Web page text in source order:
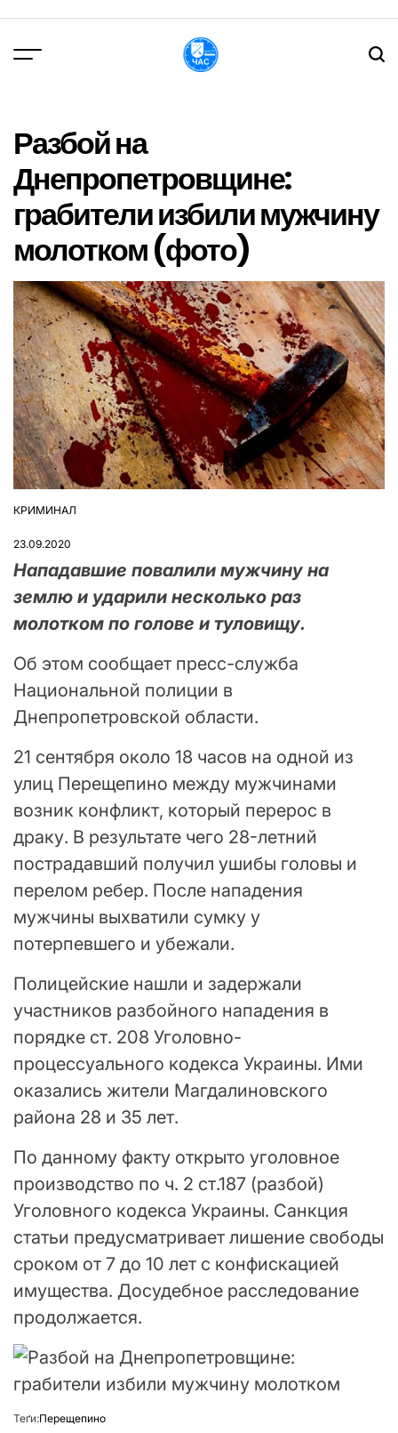
вмісту
Разбой на
Днепропетровщине:
грабители избили мужчину
молотком (фото)
ОПУБЛІКУВАТИ
КРИМИНАЛ
23.09.2020
Нападавшие повалили мужчину на
землю и ударили несколько раз
молотком по голове и туловищу.
Об этом сообщает пресс-служба
Национальной полиции в
Днепропетровской области.
21 сентября около 18 часов на одной из
улиц Перещепино между мужчинами
возник конфликт, который перерос в
драку. В результате чего 28-летний
пострадавший получил ушибы головы и
перелом ребер. После нападения
мужчины выхватили сумку у
потерпевшего и убежали.
Полицейские нашли и задержали
участников разбойного нападения в
порядке ст. 208 Уголовно-
процессуального кодекса Украины. Ими
оказались жители Магдалиновского
района 28 и 35 лет.
По данному факту открыто уголовное
производство по ч. 2 ст.187 (разбой)
Уголовного кодекса Украины. Санкция
статьи предусматривает лишение свободы
сроком от 7 до 10 лет с конфискацией
имущества. Досудебное расследование
продолжается.
Теґи:Перещепино